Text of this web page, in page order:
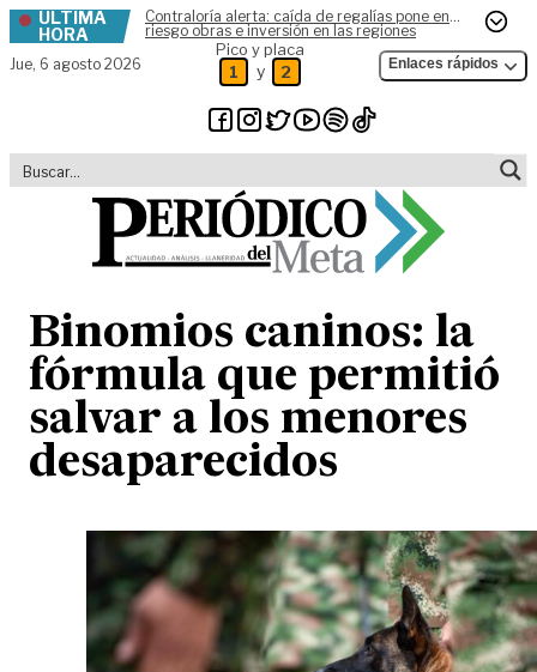
Skip to content
ÚLTIMA
HORA
Contraloría alerta: caída de regalías pone en
riesgo obras e inversión en las regiones
Jue, 6 agosto 2026
Pico y placa
1 y 2 Enlaces rápidos
Binomios caninos: la
fórmula que permitió
salvar a los menores
desaparecidos